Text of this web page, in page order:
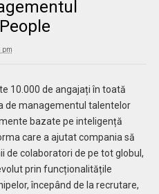
pm
10.000 de angajați în toată
de managementul talentelor
bazate pe inteligență
care a ajutat compania să
de colaboratori de pe tot globul,
prin funcționalitățile
începând de la recrutare,